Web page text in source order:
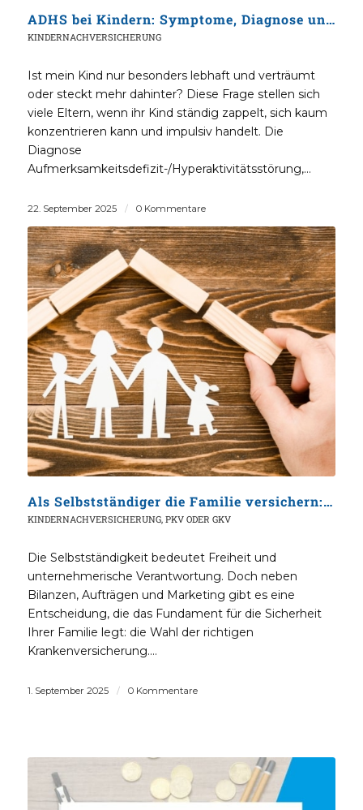
ADHS bei Kindern: Symptome, Diagnose und der Weg zu schneller Hilfe
KINDERNACHVERSICHERUNG
Ist mein Kind nur besonders lebhaft und verträumt
oder steckt mehr dahinter? Diese Frage stellen sich
viele Eltern, wenn ihr Kind ständig zappelt, sich kaum
konzentrieren kann und impulsiv handelt. Die
Diagnose
Aufmerksamkeitsdefizit-/Hyperaktivitätsstörung,…
22. September 2025 / 0 Kommentare
Als Selbstständiger die Familie versichern: PKV oder GKV – Der komplette Guide
KINDERNACHVERSICHERUNG, PKV ODER GKV
Die Selbstständigkeit bedeutet Freiheit und
unternehmerische Verantwortung. Doch neben
Bilanzen, Aufträgen und Marketing gibt es eine
Entscheidung, die das Fundament für die Sicherheit
Ihrer Familie legt: die Wahl der richtigen
Krankenversicherung.…
1. September 2025 / 0 Kommentare